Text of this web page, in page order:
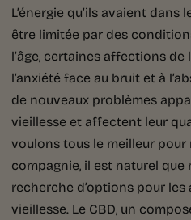
L’énergie qu’ils avaient
être limitée par des
l’âge, certaines affections
l’anxiété face au bruit et à
de nouveaux problèmes
vieillesse et affectent leur
voulons tous le meilleur pour
compagnie, il est naturel
recherche d’options pour
vieillesse. Le CBD, un